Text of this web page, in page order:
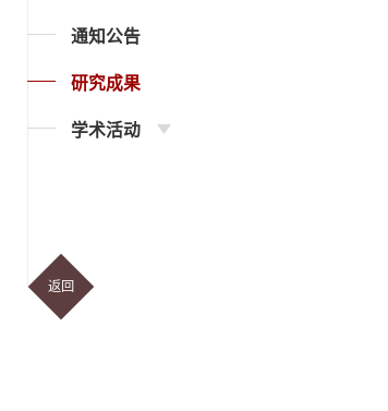
通知公告
研究成果
学术活动
返回